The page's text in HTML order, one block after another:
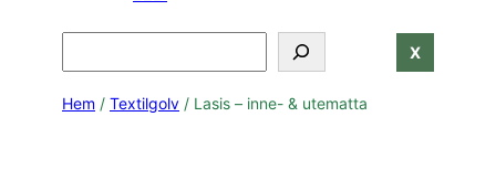
X
Hem / Textilgolv / Lasis – inne- & utematta